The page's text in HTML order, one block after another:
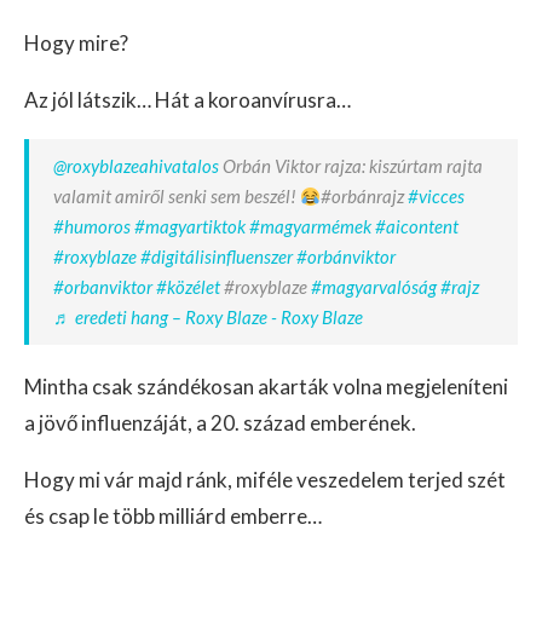
Hogy mire?
Az jól látszik… Hát a koroanvírusra…
@roxyblazeahivatalosOrbán Viktor rajza: kiszúrtam rajta
valamit amiről senki sem beszél!
#orbánrajz#vicces
#humoros#magyartiktok#magyarmémek#aicontent
#roxyblaze#digitálisinfluenszer#orbánviktor
#orbanviktor#közélet#roxyblaze#magyarvalóság#rajz
♬ eredeti hang – Roxy Blaze - Roxy Blaze
Mintha csak szándékosan akarták volna megjeleníteni
a jövő influenzáját, a 20. század emberének.
Hogy mi vár majd ránk, miféle veszedelem terjed szét
és csap le több milliárd emberre…